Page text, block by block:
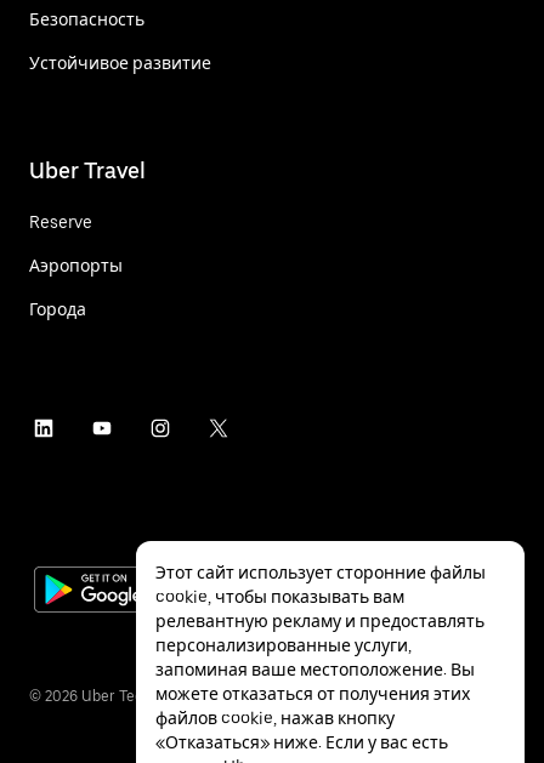
Безопасность
Устойчивое развитие
Uber Travel
Reserve
Аэропорты
Города
© 2026 Uber Technologies Inc.
Этот сайт использует сторонние файлы
cookie, чтобы показывать вам
релевантную рекламу и предоставлять
персонализированные услуги,
запоминая ваше местоположение. Вы
можете отказаться от получения этих
файлов cookie, нажав кнопку
«Отказаться» ниже. Если у вас есть